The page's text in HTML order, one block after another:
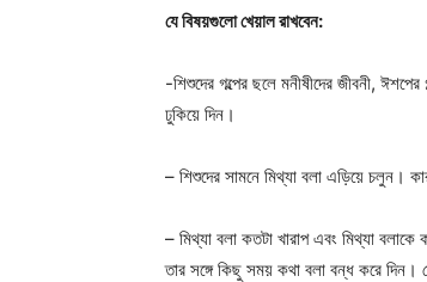
যে বিষয়গুলো খেয়াল রাখবেন:
-শিশুদের গল্পের ছলে মনীষীদের জীবনী,
ঢুকিয়ে দিন।
– শিশুদের সামনে মিথ্যা বলা এড়িয়ে চলুন।
– মিথ্যা বলা কতটা খারাপ এবং মিথ্যা
তার সঙ্গে কিছু সময় কথা বলা বন্ধ করে দিন।